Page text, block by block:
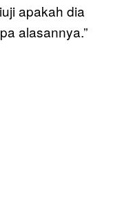
apakah dia
alasannya.”